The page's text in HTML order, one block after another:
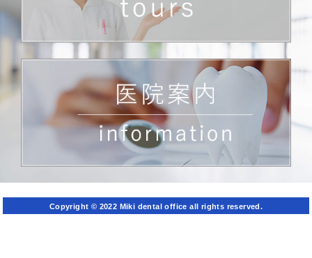
Copyright © 2022 Miki dental office all rights reserved.